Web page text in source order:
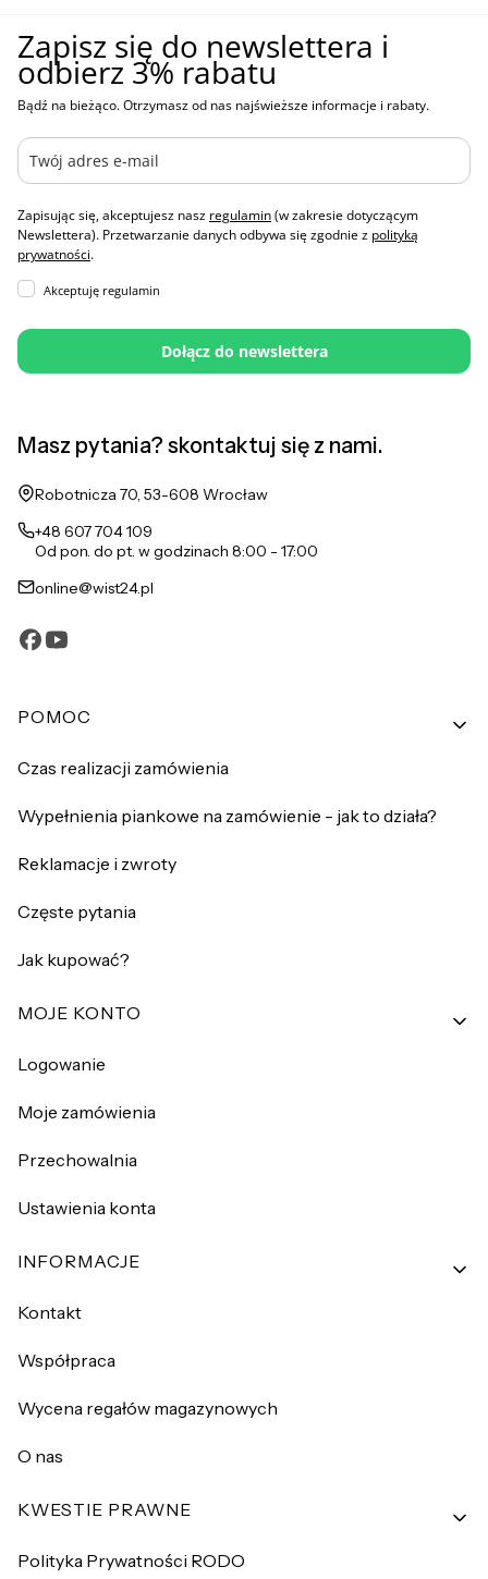
Zapisz się do newslettera i
odbierz 3% rabatu
Bądź na bieżąco. Otrzymasz od nas najświeższe informacje i rabaty.
Zapisując się, akceptujesz nasz regulamin(w zakresie dotyczącym
Newslettera). Przetwarzanie danych odbywa się zgodnie z polityką
prywatności.
Akceptuję regulamin
Dołącz do newslettera
Masz pytania? skontaktuj się z nami.
Adres:
Robotnicza 70, 53-608 Wrocław
+48 607 704 109
Od pon. do pt. w godzinach 8:00 - 17:00
online@wist24.pl
Linki w stopce
POMOC
Czas realizacji zamówienia
Wypełnienia piankowe na zamówienie - jak to działa?
Reklamacje i zwroty
Częste pytania
Jak kupować?
MOJE KONTO
Logowanie
Moje zamówienia
Przechowalnia
Ustawienia konta
INFORMACJE
Kontakt
Współpraca
Wycena regałów magazynowych
O nas
KWESTIE PRAWNE
Polityka Prywatności RODO